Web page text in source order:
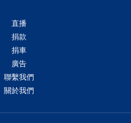
直播
捐款
捐車
廣告
聯繫我們
關於我們